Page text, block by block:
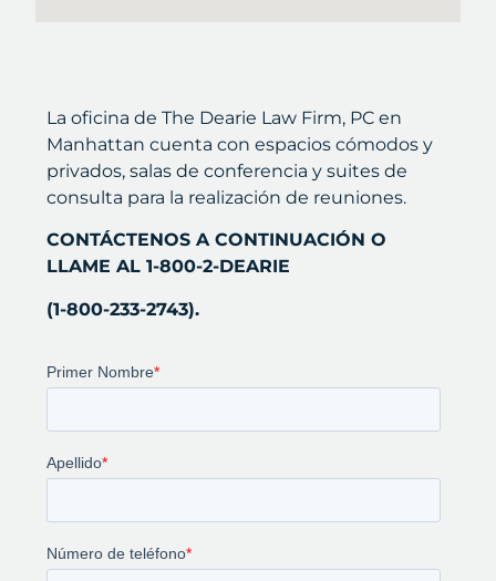
La oficina de The Dearie Law Firm, PC en
Manhattan cuenta con espacios cómodos y
privados, salas de conferencia y suites de
consulta para la realización de reuniones.
CONTÁCTENOS A CONTINUACIÓN O
LLAME AL 1-800-2-DEARIE
(1-800-233-2743).